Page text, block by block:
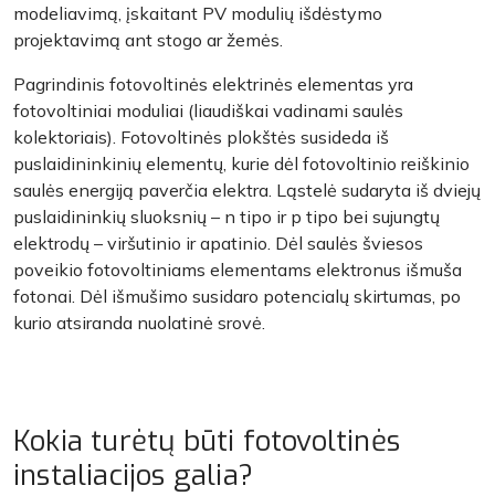
modeliavimą, įskaitant PV modulių išdėstymo
projektavimą ant stogo ar žemės.
Pagrindinis fotovoltinės elektrinės elementas yra
fotovoltiniai moduliai (liaudiškai vadinami saulės
kolektoriais). Fotovoltinės plokštės susideda iš
puslaidininkinių elementų, kurie dėl fotovoltinio reiškinio
saulės energiją paverčia elektra. Ląstelė sudaryta iš dviejų
puslaidininkių sluoksnių – n tipo ir p tipo bei sujungtų
elektrodų – viršutinio ir apatinio. Dėl saulės šviesos
poveikio fotovoltiniams elementams elektronus išmuša
fotonai. Dėl išmušimo susidaro potencialų skirtumas, po
kurio atsiranda nuolatinė srovė.
Kokia turėtų būti fotovoltinės
instaliacijos galia?